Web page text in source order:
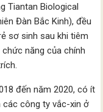
Tiantan Biological
Đàn Bắc Kinh), đều
sơ sinh sau khi tiêm
năng của chính
đến năm 2020, có ít
các công ty vắc-xin ở